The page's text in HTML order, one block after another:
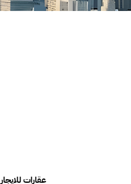
عقارات للايجار